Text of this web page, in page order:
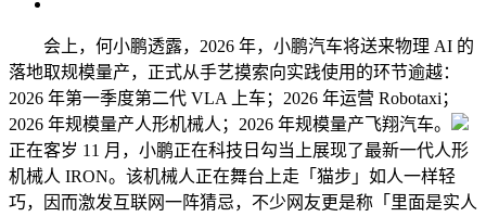
会上，何小鹏透露，2026 年，小鹏汽车将送来物理 AI 的
落地取规模量产，正式从手艺摸索向实践使用的环节逾越：
2026 年第一季度第二代 VLA 上车；2026 年运营 Robotaxi；
2026 年规模量产人形机械人；2026 年规模量产飞翔汽车。
正在客岁 11 月，小鹏正在科技日勾当上展现了最新一代人形
机械人 IRON。该机械人正在舞台上走「猫步」如人一样轻
巧，因而激发互联网一阵猜忌，不少网友更是称「里面是实人